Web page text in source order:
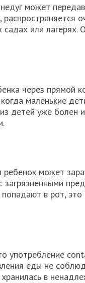
может
или лагерях.
через прямой
маленькие
детей уже болен
может
загрязненными
в рот,
употребление
еды не
в